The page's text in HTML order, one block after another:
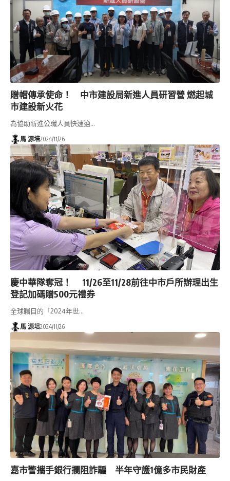
贈帽傳承使命！ 中市建設局新進人員研習營 燃起城
市建設新火花
為協助新進公職人員快速適…
馬 源培2024/11/26
慶中華隊奪冠！ 11/26至11/28前往中市戶所辦理出生
登記加碼贈500元禮券
全球矚目的「2024年世…
馬 源培2024/11/26
嘉市警攜手銀行攔阻詐騙 半年守護1億多市民財產